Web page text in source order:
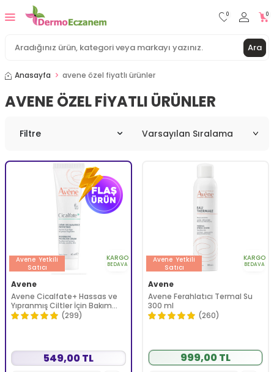
Ara
0 0
Anasayfa avene özel fiyatlı ürünler
AVENE ÖZEL FIYATLI ÜRÜNLER
Filtre
Avene Yetkili
Satıcı
KARGO
BEDAVA
Avene
Avene Cicalfate+ Hassas ve
Yıpranmış Ciltler İçin Bakım
Kremi 40 ml (299)
549,00 TL
Avene Yetkili
Satıcı
KARGO
BEDAVA
Avene
Avene Ferahlatıcı Termal Su
300 ml
(260)
999,00 TL